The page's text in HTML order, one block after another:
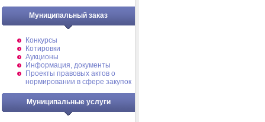
Муниципальный заказ
Конкурсы
Котировки
Аукционы
Информация, документы
Проекты правовых актов о
нормировании в сфере закупок
Муниципальные услуги